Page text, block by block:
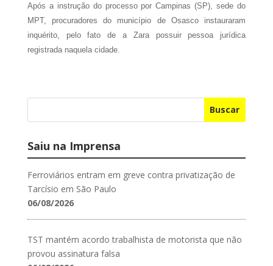
Após a instrução do processo por Campinas (SP), sede do
MPT, procuradores do município de Osasco instauraram
inquérito, pelo fato de a Zara possuir pessoa jurídica
registrada naquela cidade.
Buscar
Saiu na Imprensa
Ferroviários entram em greve contra privatização de
Tarcísio em São Paulo
06/08/2026
TST mantém acordo trabalhista de motorista que não
provou assinatura falsa